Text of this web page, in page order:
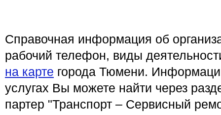
Справочная информация об
рабочий телефон, виды
на карте города Тюмени.
услугах Вы можете найти через
партер "Транспорт – Сервисный